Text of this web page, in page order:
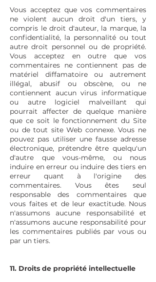
Vous acceptez que vos commentaires
ne violent aucun droit d'un tiers, y
compris le droit d'auteur, la marque, la
confidentialité, la personnalité ou tout
autre droit personnel ou de propriété.
Vous acceptez en outre que vos
commentaires ne contiennent pas de
matériel diffamatoire ou autrement
illégal, abusif ou obscène, ou ne
contiennent aucun virus informatique
ou autre logiciel malveillant qui
pourrait affecter de quelque manière
que ce soit le fonctionnement du Site
ou de tout site Web connexe. Vous ne
pouvez pas utiliser une fausse adresse
électronique, prétendre être quelqu'un
d'autre que vous-même, ou nous
induire en erreur ou induire des tiers en
erreur quant à l'origine des
commentaires. Vous êtes seul
responsable des commentaires que
vous faites et de leur exactitude. Nous
n'assumons aucune responsabilité et
n'assumons aucune responsabilité pour
les commentaires publiés par vous ou
par un tiers.
11. Droits de propriété intellectuelle